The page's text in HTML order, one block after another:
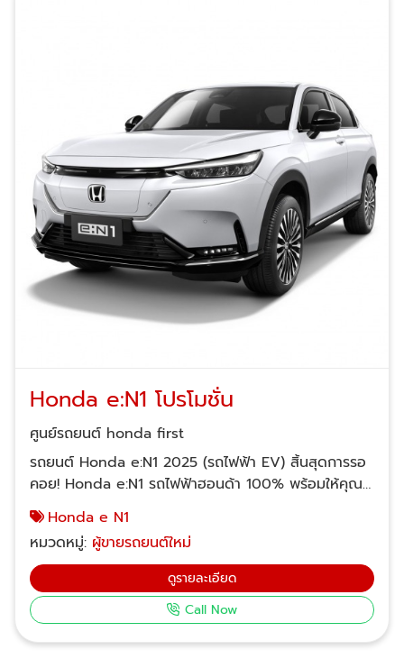
Honda e:N1 โปรโมชั่น
ศูนย์รถยนต์ honda first
​รถยนต์ Honda e:N1 2025 (รถไฟฟ้า EV) สิ้นสุดการรอ
คอย! Honda e:N1 รถไฟฟ้าฮอนด้า 100% พร้อมให้คุณ
เป็นเจ้าของแล้ววันนี้ที่ ฮอนด้า เฟิร์ส เปิดประสบการณ์ขับขี่
แห่งอนาคตไปกับ Honda e:N1 ยนตรกรรม SUV
พลังงานไฟฟ้า 100% จากฮอนด้า ที่หลายคนรอคอย หลัง
จากที่ก่อนหน้านี้เปิดให้บริการในรูปแบบการเช่าใช้เท่านั้น วัน
นี้ รถไฟฟ้าฮอนด้า รุ่น e:N1 พร้อมแล้วสำหรับการเปิด
จำหน่ายให้ทุกท่านได้เป็นเจ้าของอย่างเป็นทางการ สัมผัส
Honda e N1
หมวดหมู่: ผู้ขายรถยนต์ใหม่
ดูรายละเอียด
Call Now